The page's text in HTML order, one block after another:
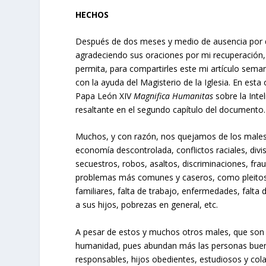
HECHOS
Después de dos meses y medio de ausencia
agradeciendo sus oraciones por mi
permita, para compartirles este mi artículo
con la ayuda del Magisterio de la Iglesia. En
Papa León XIVMagnifica Humanitassobre la
resaltante en el segundo capítulo del documento.
Muchos, y con razón, nos quejamos de los
economía descontrolada, conflictos raciales,
secuestros, robos, asaltos, discriminaciones,
problemas más comunes y caseros, como
familiares, falta de trabajo, enfermedades, falta
a sus hijos, pobrezas en general, etc.
A pesar de estos y muchos otros males, que
humanidad, pues abundan más las personas
responsables, hijos obedientes, estudiosos y